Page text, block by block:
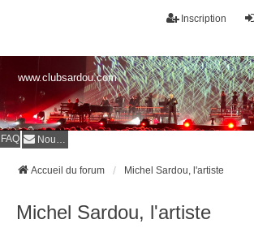
Inscription
www.clubsardou.com
FAQ Nous contacter
Accueil du forum Michel Sardou, l'artiste
Michel Sardou, l'artiste